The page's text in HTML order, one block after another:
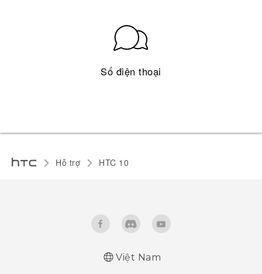
Số điện thoại
Hỗ trợ HTC 10‎
Việt Nam